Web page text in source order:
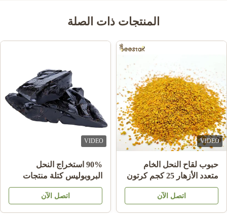
المنتجات ذات الصلة
VIDEO
حبوب لقاح النحل الخام
متعدد الأزهار 25 كجم كرتون
مكمل غذائي
اتصل الآن
VIDEO
90% استخراج النحل
البروبوليس كتلة منتجات
النحل للرعاية الصحية من
النحل نجماتصل الآن